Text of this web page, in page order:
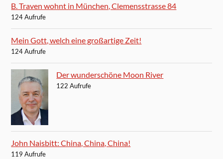
B. Traven wohnt in München, Clemensstrasse 84
124 Aufrufe
Mein Gott, welch eine großartige Zeit!
124 Aufrufe
Der wunderschöne Moon River
122 Aufrufe
John Naisbitt: China, China, China!
119 Aufrufe